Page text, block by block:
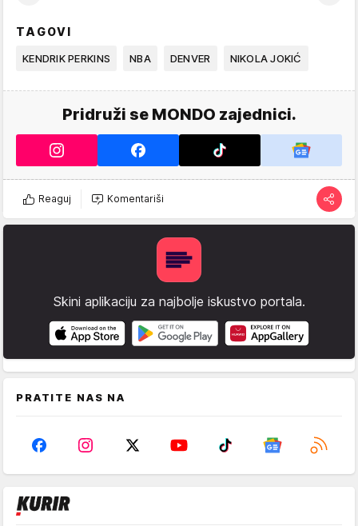
TAGOVI
KENDRIK PERKINS NBA DENVER NIKOLA JOKIĆ
Pridruži se MONDO zajednici.
Reaguj Komentariši
Skini aplikaciju za najbolje iskustvo portala.
PRATITE NAS NA